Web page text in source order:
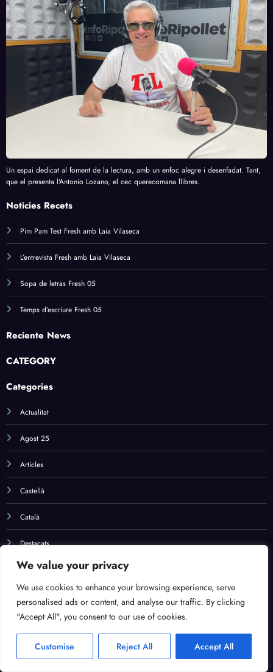
We value your privacy
We use cookies to enhance your browsing experience, serve
personalised ads or content, and analyse our traffic. By clicking
"Accept All", you consent to our use of cookies.
Customise Reject All Accept All
Un espai dedicat al foment de la lectura, amb un enfoc alegre i desenfadat. Tant,
que el presenta l'Antonio Lozano, el cec querecomana llibres.
Noticies Recets
Pim Pam Test Fresh amb Laia Vilaseca
L’entrevista Fresh amb Laia Vilaseca
Sopa de letras Fresh 05
Temps d’escriure Fresh 05
Reciente News
CATEGORY
Categories
Actualitat
Agost 25
Articles
Castellà
Català
Destacats
Fresh
Novetats
Programes